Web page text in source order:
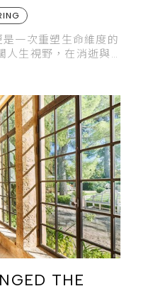
一次重塑生命維度的
人生視野，在消逝與
THE